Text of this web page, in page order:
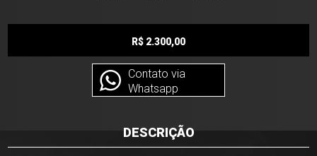
R$ 2.300,00
Contato via
Whatsapp
DESCRIÇÃO